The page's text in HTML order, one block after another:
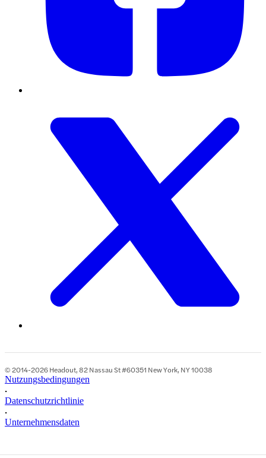
© 2014-2026 Headout, 82 Nassau St #60351 New York, NY 10038
Nutzungsbedingungen
•
Datenschutzrichtlinie
•
Unternehmensdaten